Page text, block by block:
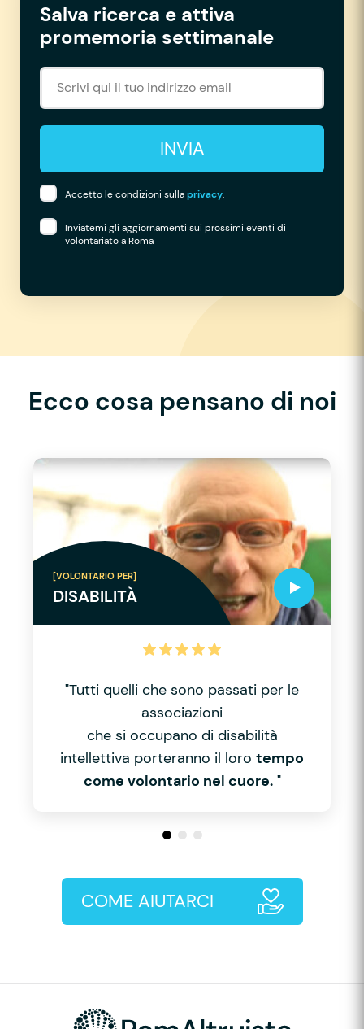
Salva ricerca e attiva
promemoria settimanale
INVIA
Accetto le condizioni sullaprivacy.
Inviatemi gli aggiornamenti sui prossimi eventi di
volontariato a Roma
Ecco cosa pensano di noi
[VOLONTARIO PER]
DISABILITÀ
"Tutti quelli che sono passati per le
associazioni
che si occupano di disabilità
intellettiva porteranno il loro tempo
come volontario nel cuore."
COME AIUTARCI